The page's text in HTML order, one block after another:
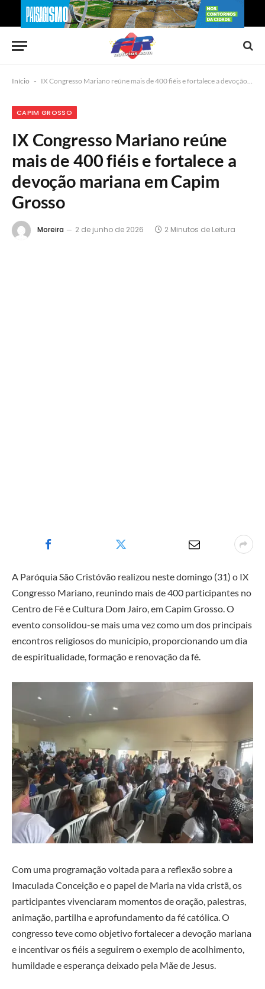
Início - IX Congresso Mariano reúne mais de 400 fiéis e fortalece a devoção mariana em Capim Grosso
CAPIM GROSSO
IX Congresso Mariano reúne
mais de 400 fiéis e fortalece a
devoção mariana em Capim
Grosso
Moreira 2 de junho de 2026 2 Minutos de Leitura
A Paróquia São Cristóvão realizou neste domingo (31) o IX
Congresso Mariano, reunindo mais de 400 participantes no
Centro de Fé e Cultura Dom Jairo, em Capim Grosso. O
evento consolidou-se mais uma vez como um dos principais
encontros religiosos do município, proporcionando um dia
de espiritualidade, formação e renovação da fé.
Com uma programação voltada para a reflexão sobre a
Imaculada Conceição e o papel de Maria na vida cristã, os
participantes vivenciaram momentos de oração, palestras,
animação, partilha e aprofundamento da fé católica. O
congresso teve como objetivo fortalecer a devoção mariana
e incentivar os fiéis a seguirem o exemplo de acolhimento,
humildade e esperança deixado pela Mãe de Jesus.